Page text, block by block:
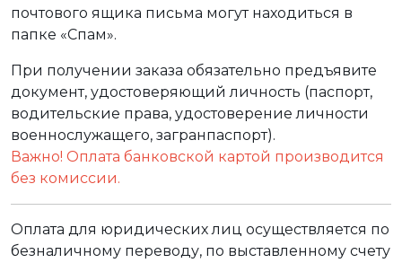
почтового ящика письма могут находиться в
папке «Спам».
При получении заказа обязательно предъявите
документ, удостоверяющий личность (паспорт,
водительские права, удостоверение личности
военнослужащего, загранпаспорт).
Важно! Оплата банковской картой производится
без комиссии.
Оплата для юридических лиц осуществляется по
безналичному переводу, по выставленному счету